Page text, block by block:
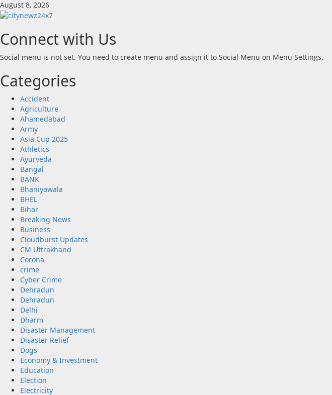
Skip
to
August 8, 2026
Connect with Us
Social menu is not set. You need to create menu and assign it to Social Menu on Menu Settings.
Categories
Accident
Agriculture
Ahamedabad
Army
Asia Cup 2025
Athletics
Ayurveda
Bangal
BANK
Bhaniyawala
BHEL
Bihar
Breaking News
Business
Cloudburst Updates
CM Uttrakhand
Corona
crime
Cyber Crime
Dehradun
Dehradun
Delhi
Dharm
Disaster Management
Disaster Relief
Dogs
Economy & Investment
Education
Election
Electricity